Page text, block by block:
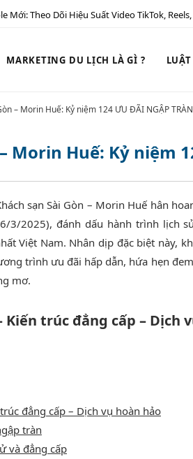
Mới: Theo Dõi Hiệu Suất Video TikTok,
MARKETING DU LỊCH LÀ GÌ ?
– Morin Huế: Kỷ niệm 124 ƯU ĐÃI NGẬP TRÀN
Morin Huế: Kỷ niệm
sạn Sài Gòn – Morin Huế hân
3/2025), đánh dấu hành trình lịch
Việt Nam. Nhân dịp đặc biệt này,
trình ưu đãi hấp dẫn, hứa hẹn
mơ.
Kiến trúc đẳng cấp – Dịch
đẳng cấp – Dịch vụ hoàn hảo
tràn
và đẳng cấp